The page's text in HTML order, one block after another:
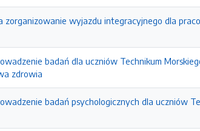
zorganizowanie wyjazdu integracyjnego dla
badań dla uczniów Technikum
zdrowia
badań psychologicznych dla uczniów